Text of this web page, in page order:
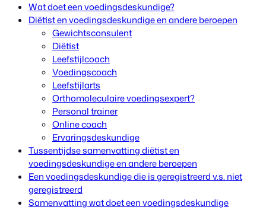
Wat doet een voedingsdeskundige?
Diëtist en voedingsdeskundige en andere beroepen
Gewichtsconsulent
Diëtist
Leefstijlcoach
Voedingscoach
Leefstijlarts
Orthomoleculaire voedingsexpert?
Personal trainer
Online coach
Ervaringsdeskundige
Tussentijdse samenvatting diëtist en
voedingsdeskundige en andere beroepen
Een voedingsdeskundige die is geregistreerd v.s. niet
geregistreerd
Samenvatting wat doet een voedingsdeskundige